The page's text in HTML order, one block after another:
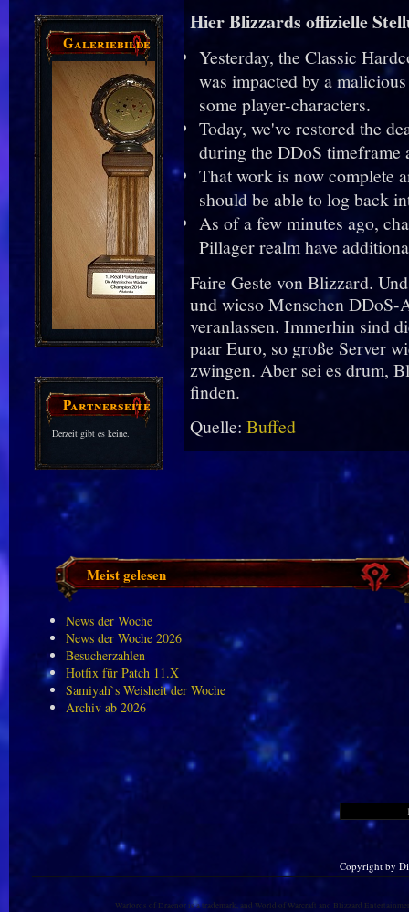
Galeriebilder
Partnerseiten
Derzeit gibt es keine.
Hier Blizzards offizielle
Yesterday, the Classic
was impacted by a
some player-characters.
Today, we've restored the
during the DDoS timeframe
That work is now complete
should be able to log back
As of a few minutes ago,
Pillager realm have
Faire Geste von Blizzard.
und wieso Menschen DDoS-
veranlassen. Immerhin sind
paar Euro, so große Server
zwingen. Aber sei es drum,
finden.
Quelle: Buffed
Meist gelesen
News der Woche
News der Woche 2026
Besucherzahlen
Hotfix für Patch 11.X
Samiyah`s Weisheit der Woche
Archiv ab 2026
Copyright by
Warlords of Draenor is a trademark, and World of Warcraft and Blizzard